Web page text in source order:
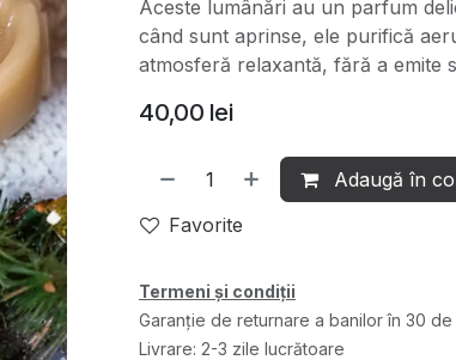
Aceste lumânări au un parfum
când sunt aprinse, ele purifică
atmosferă relaxantă, fără a emite
40,00 lei
Adaugă în
Favorite
Termeni și condiții
Garanție de returnare a banilor în 30 de
Livrare: 2-3 zile lucrătoare